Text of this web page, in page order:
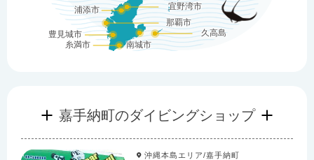
浦添市
那覇市
糸満市
宜野湾市
豊見城市
南城市
久高島
嘉手納町のダイビングショップ
沖縄本島エリア/嘉手納町